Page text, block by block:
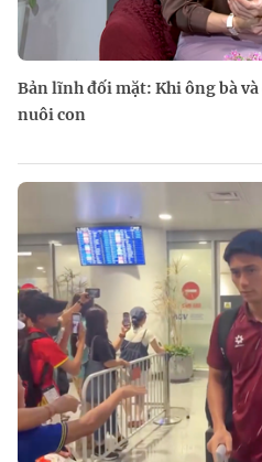
Bản lĩnh đối mặt: Khi ông bà
nuôi con